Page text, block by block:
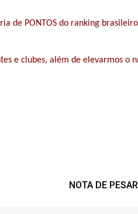
de PONTOS do ranking
e clubes, além de elevarmos o
NOTA DE